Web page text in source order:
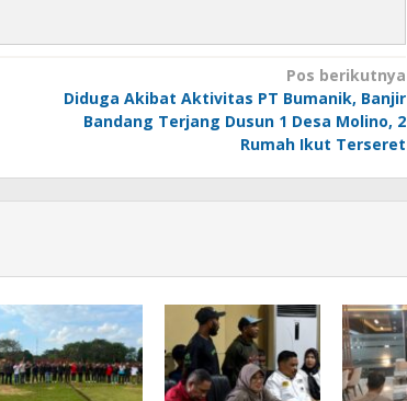
Pos berikutnya
Diduga Akibat Aktivitas PT Bumanik, Banjir
Bandang Terjang Dusun 1 Desa Molino, 2
Rumah Ikut Terseret